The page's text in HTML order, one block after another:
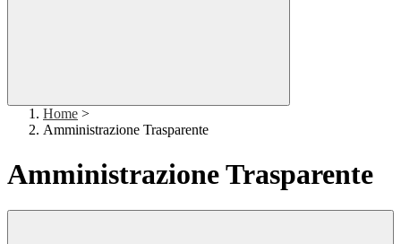
Home >
Amministrazione Trasparente
Amministrazione Trasparente